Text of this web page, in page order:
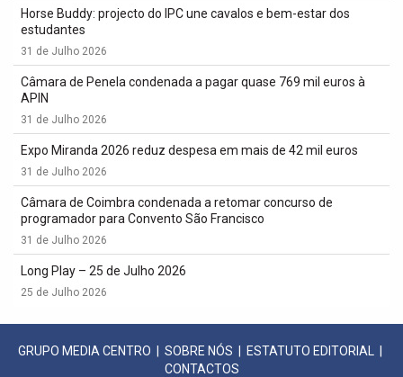
Horse Buddy: projecto do IPC une cavalos e bem-estar dos
estudantes
31 de Julho 2026
Câmara de Penela condenada a pagar quase 769 mil euros à
APIN
31 de Julho 2026
Expo Miranda 2026 reduz despesa em mais de 42 mil euros
31 de Julho 2026
Câmara de Coimbra condenada a retomar concurso de
programador para Convento São Francisco
31 de Julho 2026
Long Play – 25 de Julho 2026
25 de Julho 2026
GRUPO MEDIA CENTRO SOBRE NÓS ESTATUTO EDITORIAL
CONTACTOS